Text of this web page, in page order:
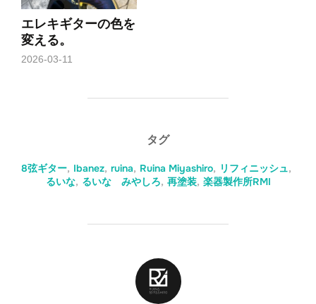
エレキギターの色を
変える。
2026-03-11
タグ
8弦ギター, Ibanez, ruina, Ruina Miyashiro, リフィニッシュ,
るいな, るいな みやしろ, 再塗装, 楽器製作所RMI
投稿者